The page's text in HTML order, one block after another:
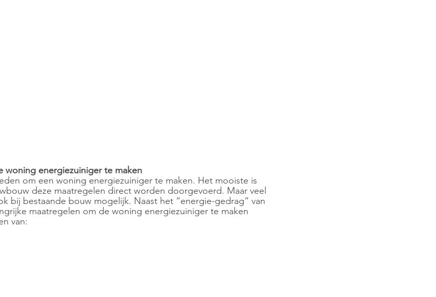
woning energiezuiniger te maken
om een woning energiezuiniger te maken. Het mooiste is
deze maatregelen direct worden doorgevoerd. Maar veel
bij bestaande bouw mogelijk. Naast het “energie-gedrag” van
maatregelen om de woning energiezuiniger te maken
van: